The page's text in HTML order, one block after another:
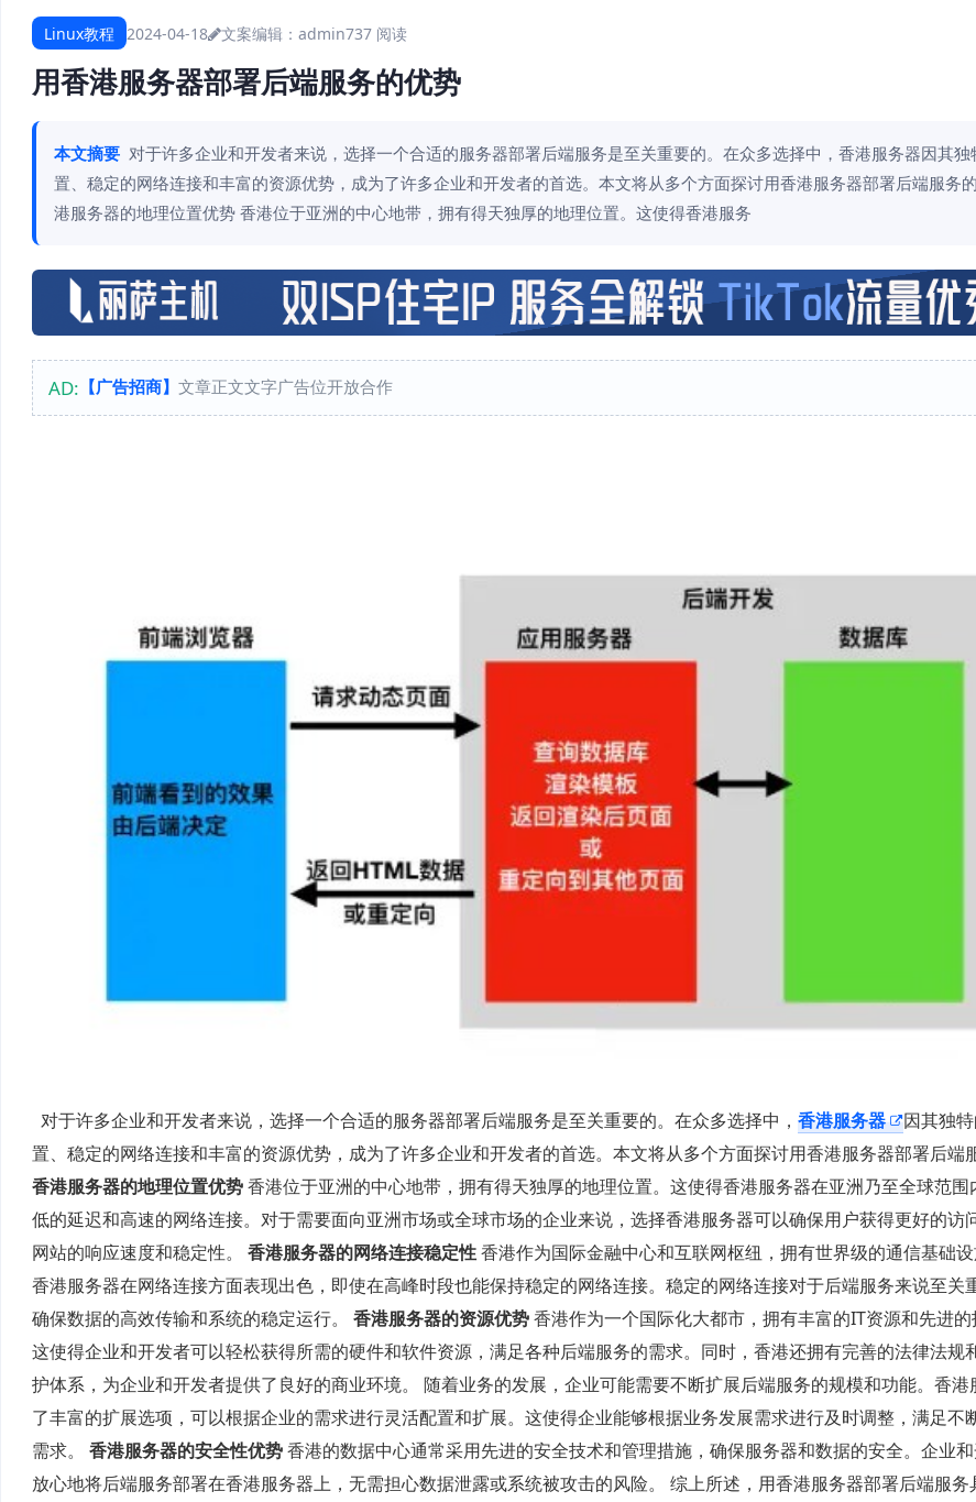
Linux教程 2024-04-18 文案编辑：admin737 阅读
用香港服务器部署后端服务的优势
本文摘要 对于许多企业和开发者来说，选择一个合适的服务器部署后端服务是至关重要的。在众多选择中，香港服务器因其独
置、稳定的网络连接和丰富的资源优势，成为了许多企业和开发者的首选。本文将从多个方面探讨用香港服务器部署后端服务
港服务器的地理位置优势 香港位于亚洲的中心地带，拥有得天独厚的地理位置。这使得香港服务
AD: 【广告招商】 文章正文文字广告位开放合作
对于许多企业和开发者来说，选择一个合适的服务器部署后端服务是至关重要的。在众多选择中， 香港服务器
因其独
置、稳定的网络连接和丰富的资源优势，成为了许多企业和开发者的首选。本文将从多个方面探讨用香港服务器部署后端
香港服务器的地理位置优势香港位于亚洲的中心地带，拥有得天独厚的地理位置。这使得香港服务器在亚洲乃至全球范围
低的延迟和高速的网络连接。对于需要面向亚洲市场或全球市场的企业来说，选择香港服务器可以确保用户获得更好的访
网站的响应速度和稳定性。 香港服务器的网络连接稳定性香港作为国际金融中心和互联网枢纽，拥有世界级的通信基础
香港服务器在网络连接方面表现出色，即使在高峰时段也能保持稳定的网络连接。稳定的网络连接对于后端服务来说至关
确保数据的高效传输和系统的稳定运行。 香港服务器的资源优势香港作为一个国际化大都市，拥有丰富的IT资源和先进的
这使得企业和开发者可以轻松获得所需的硬件和软件资源，满足各种后端服务的需求。同时，香港还拥有完善的法律法规
护体系，为企业和开发者提供了良好的商业环境。 随着业务的发展，企业可能需要不断扩展后端服务的规模和功能。香港
了丰富的扩展选项，可以根据企业的需求进行灵活配置和扩展。这使得企业能够根据业务发展需求进行及时调整，满足不
需求。 香港服务器的安全性优势香港的数据中心通常采用先进的安全技术和管理措施，确保服务器和数据的安全。企业
放心地将后端服务部署在香港服务器上，无需担心数据泄露或系统被攻击的风险。 综上所述，用香港服务器部署后端服务